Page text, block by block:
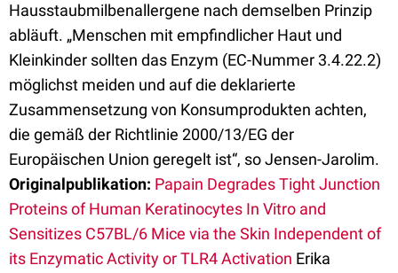
Hausstaubmilbenallergene nach demselben Prinzip
abläuft. „Menschen mit empfindlicher Haut und
Kleinkinder sollten das Enzym (EC-Nummer 3.4.22.2)
möglichst meiden und auf die deklarierte
Zusammensetzung von Konsumprodukten achten,
die gemäß der Richtlinie 2000/13/EG der
Europäischen Union geregelt ist“, so Jensen-Jarolim.
Originalpublikation: Papain Degrades Tight Junction
Proteins of Human Keratinocytes In Vitro and
Sensitizes C57BL/6 Mice via the Skin Independent of
its Enzymatic Activity or TLR4 Activation Erika